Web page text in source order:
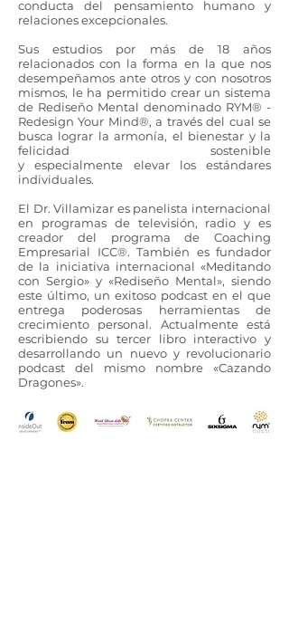
conducta del pensamiento humano y
relaciones excepcionales.
Sus estudios por más de 18 años
relacionados con la forma en la que nos
desempeñamos ante otros y con nosotros
mismos, le ha permitido crear un sistema
de Rediseño Mental denominado RYM® -
Redesign Your Mind®, a través del cual se
busca lograr la armonía, el bienestar y la
felicidad sostenible
yespecialmente elevar los estándares
individuales.
El Dr. Villamizar es panelista internacional
en programas de televisión, radio y es
creador del programa de Coaching
Empresarial ICC®. También es fundador
de la iniciativa internacional «Meditando
con Sergio» y «Rediseño Mental», siendo
este último, un exitoso podcast en el que
entrega poderosas herramientas de
crecimiento personal. Actualmente está
escribiendo su tercer libro interactivo y
desarrollando un nuevo y revolucionario
podcast del mismo nombre «Cazando
Dragones».